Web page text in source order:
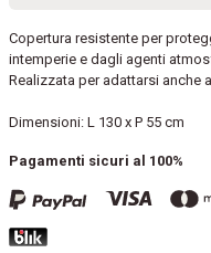
Copertura resistente per
intemperie e dagli agenti
Realizzata per adattarsi anche
Dimensioni: L 130 x P 55 cm
Pagamenti sicuri al 100%